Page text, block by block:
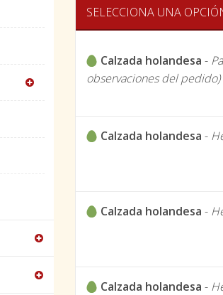
SELECCIONA UNA
Calzada holandesa -
observaciones del pedido)
Calzada holandesa -
Calzada holandesa -
Calzada holandesa -